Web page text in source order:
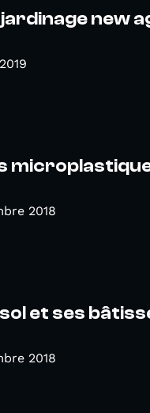
new
2018
et ses
2018